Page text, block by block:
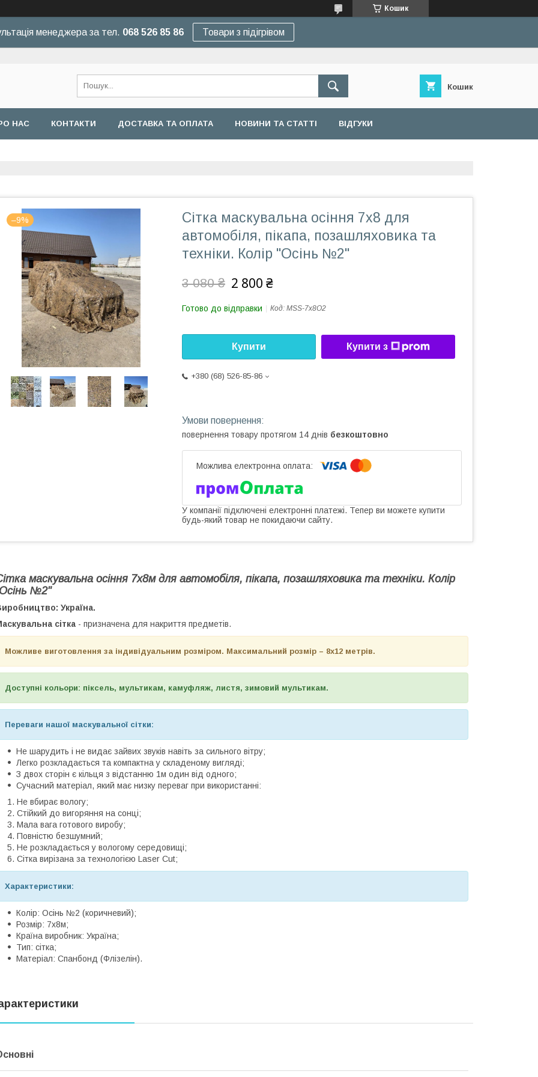
Кошик
менеджера за тел. 068 526 85 86 Товари з підігрівом
Кошик
НАС КОНТАКТИ ДОСТАВКА ТА ОПЛАТА НОВИНИ ТА СТАТТІ ВІДГУКИ
–9%
Сітка маскувальна осіння 7х8 для
автомобіля, пікапа, позашляховика та
техніки. Колір "Осінь №2"
3 080 ₴ 2 800 ₴
Готово до відправки Код: MSS-7х8O2
Купити Купити з
+380 (68) 526-85-86
повернення товару протягом 14 днів безкоштовно
У компанії підключені електронні платежі. Тепер ви можете купити
будь-який товар не покидаючи сайту.
маскувальна осіння 7х8м для автомобіля, пікапа, позашляховика та техніки. Колір
№2"
Україна.
сітка - призначена для накриття предметів.
Можливе виготовлення за індивідуальним розміром. Максимальний розмір – 8х12 метрів.
Доступні кольори: піксель, мультикам, камуфляж, листя, зимовий мультикам.
Переваги нашої маскувальної сітки:
Не шарудить і не видає зайвих звуків навіть за сильного вітру;
Легко розкладається та компактна у складеному вигляді;
З двох сторін є кільця з відстанню 1м один від одного;
Сучасний матеріал, який має низку переваг при використанні:
Не вбирає вологу;
Стійкий до вигоряння на сонці;
Мала вага готового виробу;
Повністю безшумний;
Не розкладається у вологому середовищі;
Сітка вирізана за технологією Laser Cut;
Характеристики:
Колір: Осінь №2 (коричневий);
Розмір: 7х8м;
Країна виробник: Україна;
Тип: сітка;
Матеріал: Спанбонд (Флізелін).